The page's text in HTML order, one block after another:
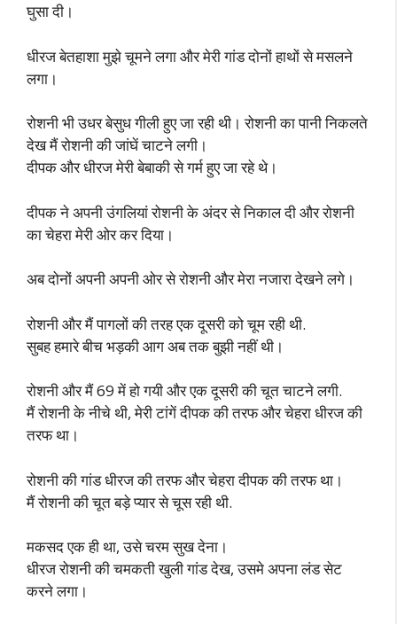
घुसा दी।
धीरज बेतहाशा मुझे चूमने लगा और मेरी गांड दोनों हाथों से मसलने
लगा।
रोशनी भी उधर बेसुध गीली हुए जा रही थी। रोशनी का पानी निकलते
देख मैं रोशनी की जांघें चाटने लगी।
दीपक और धीरज मेरी बेबाकी से गर्म हुए जा रहे थे।
दीपक ने अपनी उंगलियां रोशनी के अंदर से निकाल दी और रोशनी
का चेहरा मेरी ओर कर दिया।
अब दोनों अपनी अपनी ओर से रोशनी और मेरा नजारा देखने लगे।
रोशनी और मैं पागलों की तरह एक दूसरी को चूम रही थी.
सुबह हमारे बीच भड़की आग अब तक बुझी नहीं थी।
रोशनी और मैं 69 में हो गयी और एक दूसरी की चूत चाटने लगी.
मैं रोशनी के नीचे थी, मेरी टांगें दीपक की तरफ और चेहरा धीरज की
तरफ था।
रोशनी की गांड धीरज की तरफ और चेहरा दीपक की तरफ था।
मैं रोशनी की चूत बड़े प्यार से चूस रही थी.
मकसद एक ही था, उसे चरम सुख देना।
धीरज रोशनी की चमकती खुली गांड देख, उसमे अपना लंड सेट
करने लगा।